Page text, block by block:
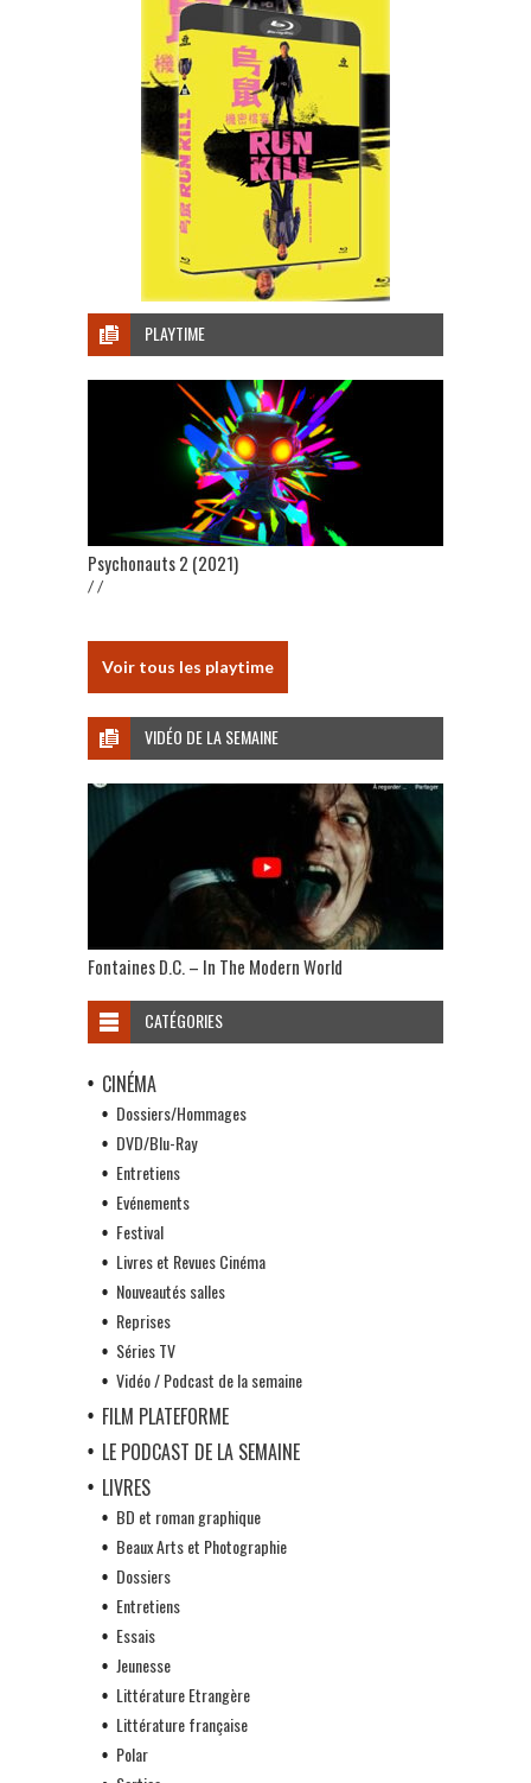
PLAYTIME
Psychonauts 2 (2021)
/ /
Voir tous les playtime
VIDÉO DE LA SEMAINE
Fontaines D.C. – In The Modern World
CATÉGORIES
CINÉMA
Dossiers/Hommages
DVD/Blu-Ray
Entretiens
Evénements
Festival
Livres et Revues Cinéma
Nouveautés salles
Reprises
Séries TV
Vidéo / Podcast de la semaine
FILM PLATEFORME
LE PODCAST DE LA SEMAINE
LIVRES
BD et roman graphique
Beaux Arts et Photographie
Dossiers
Entretiens
Essais
Jeunesse
Littérature Etrangère
Littérature française
Polar